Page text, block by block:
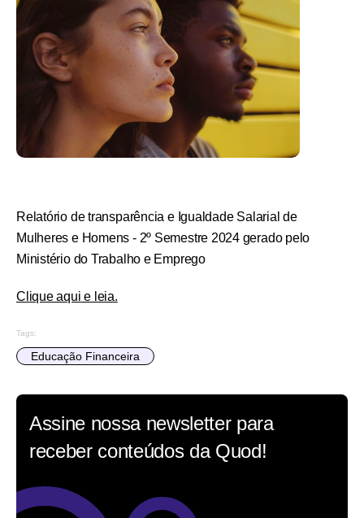
Relatório de transparência e Igualdade Salarial de
Mulheres e Homens - 2º Semestre 2024 gerado pelo
Ministério do Trabalho e Emprego
Clique aqui e leia.
Tags:
Educação Financeira
Assine nossa newsletter para
receber conteúdos da Quod!